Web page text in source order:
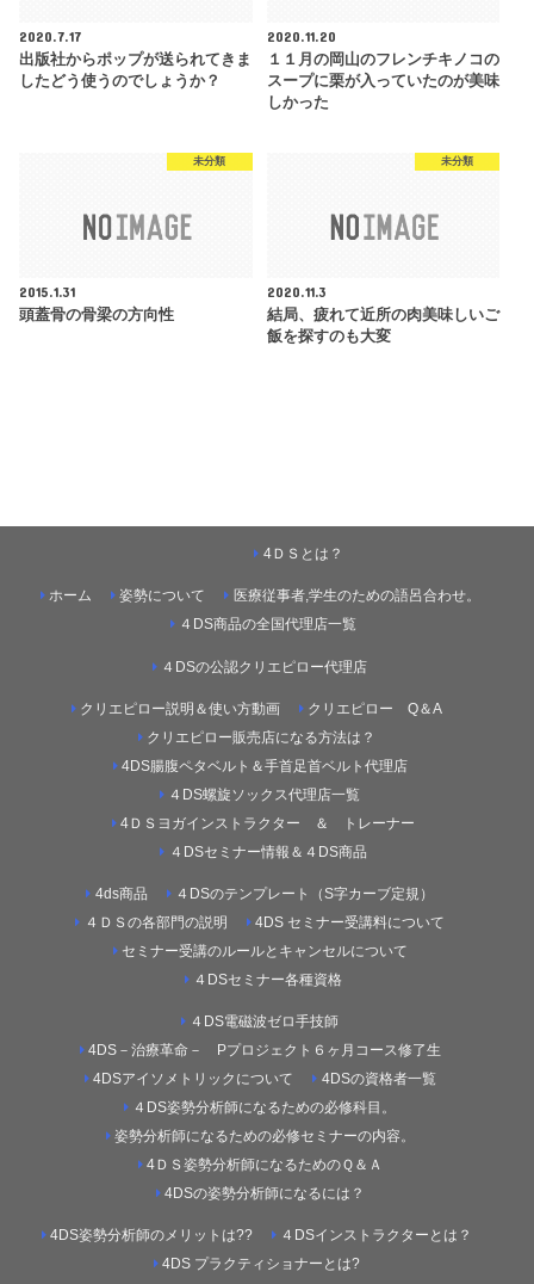
2020.7.17
出版社からポップが送られてきま
したどう使うのでしょうか？
2020.11.20
１１月の岡山のフレンチキノコの
スープに栗が入っていたのが美味
しかった
未分類
2015.1.31
頭蓋骨の骨梁の方向性
未分類
2020.11.3
結局、疲れて近所の肉美味しいご
飯を探すのも大変
ホーム
4ＤＳとは？
姿勢について
医療従事者,学生のための語呂合わせ。
４DS商品の全国代理店一覧
４DSの公認クリエピロー代理店
クリエピロー説明＆使い方動画
クリエピロー Q＆A
クリエピロー販売店になる方法は？
4DS腸腹ペタベルト＆手首足首ベルト代理店
４DS螺旋ソックス代理店一覧
4ＤＳヨガインストラクター ＆ トレーナー
４DSセミナー情報＆４DS商品
4ds商品
４DSのテンプレート（S字カーブ定規）
４ＤＳの各部門の説明
4DS セミナー受講料について
セミナー受講のルールとキャンセルについて
４DSセミナー各種資格
４DS電磁波ゼロ手技師
4DS－治療革命－ Pプロジェクト６ヶ月コース修了生
4DSアイソメトリックについて
4DSの資格者一覧
４DS姿勢分析師になるための必修科目。
姿勢分析師になるための必修セミナーの内容。
4ＤＳ姿勢分析師になるためのＱ＆Ａ
4DSの姿勢分析師になるには？
4DS姿勢分析師のメリットは??
４DSインストラクターとは？
4DS プラクティショナーとは?